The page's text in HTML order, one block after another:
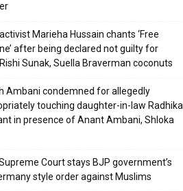
Marieha Hussain chants ‘Free
after being declared not guilty for
Sunak, Suella Braverman coconuts
Ambani condemned for allegedly
touching daughter-in-law Radhika
in presence of Anant Ambani, Shloka
Supreme Court stays BJP government’s
style order against Muslims